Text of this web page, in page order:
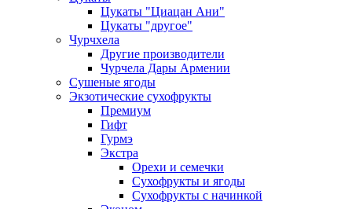
Цукаты "Циацан Ани"
Цукаты "другое"
Чурчхела
Другие производители
Чурчела Дары Армении
Сушеные ягоды
Экзотические сухофрукты
Премиум
Гифт
Гурмэ
Экстра
Орехи и семечки
Сухофрукты и ягоды
Сухофрукты с начинкой